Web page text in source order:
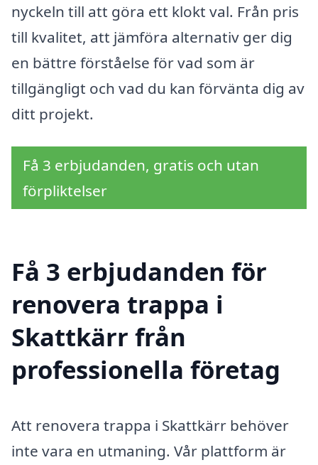
nyckeln till att göra ett klokt val. Från pris
till kvalitet, att jämföra alternativ ger dig
en bättre förståelse för vad som är
tillgängligt och vad du kan förvänta dig av
ditt projekt.
Få 3 erbjudanden, gratis och utan
förpliktelser
Få 3 erbjudanden för
renovera trappa i
Skattkärr från
professionella företag
Att renovera trappa i Skattkärr behöver
inte vara en utmaning. Vår plattform är